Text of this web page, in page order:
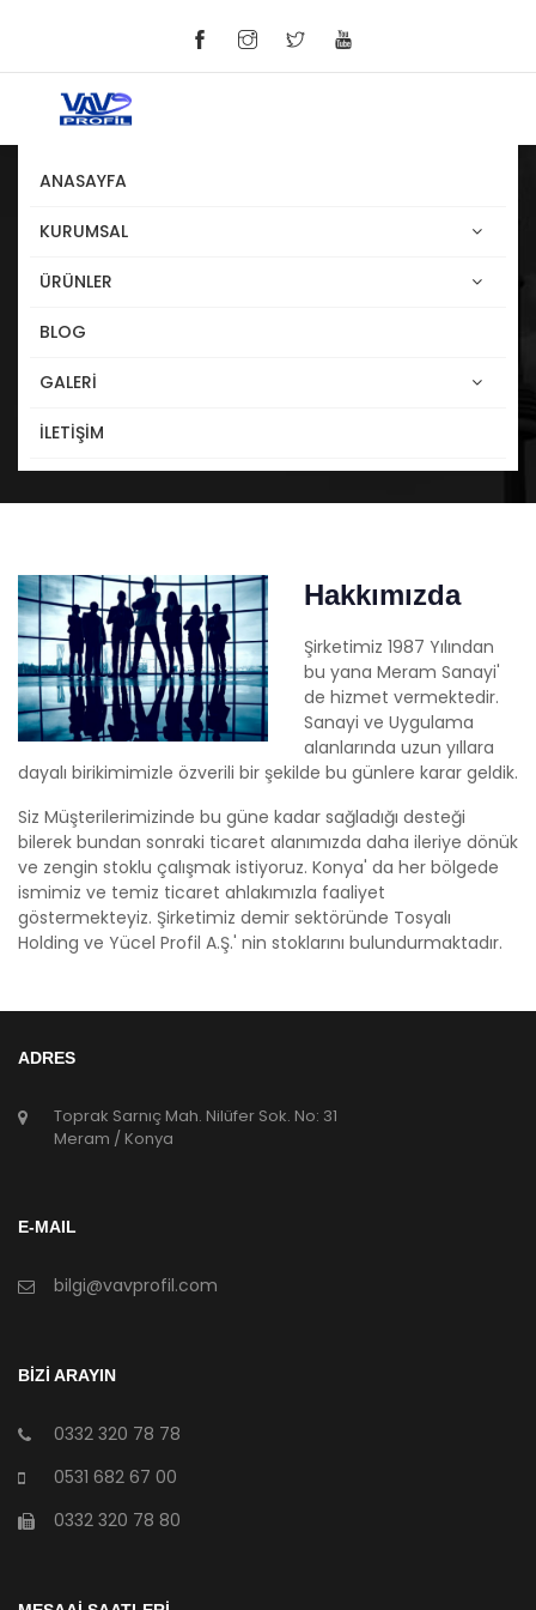
ANASAYFA
KURUMSAL
ÜRÜNLER
BLOG
GALERİ
İLETİŞİM
Hakkımızda
Anasayfa
Hakkımızda
Şirketimiz 1987 Yılından
bu yana Meram Sanayi'
de hizmet vermektedir.
Sanayi ve Uygulama
alanlarında uzun yıllara
dayalı birikimimizle özverili bir şekilde bu günlere karar geldik.
Siz Müşterilerimizinde bu güne kadar sağladığı desteği
bilerek bundan sonraki ticaret alanımızda daha ileriye dönük
ve zengin stoklu çalışmak istiyoruz. Konya' da her bölgede
ismimiz ve temiz ticaret ahlakımızla faaliyet
göstermekteyiz. Şirketimiz demir sektöründe Tosyalı
Holding ve Yücel Profil A.Ş.' nin stoklarını bulundurmaktadır.
ADRES
Toprak Sarnıç Mah. Nilüfer Sok. No: 31
Meram / Konya
E-MAIL
bilgi@vavprofil.com
BİZİ ARAYIN
0332 320 78 78
0531 682 67 00
0332 320 78 80